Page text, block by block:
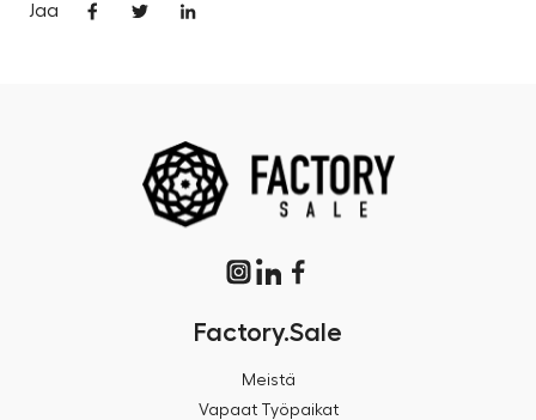
Jaa
Factory.Sale
Meistä
Vapaat Työpaikat